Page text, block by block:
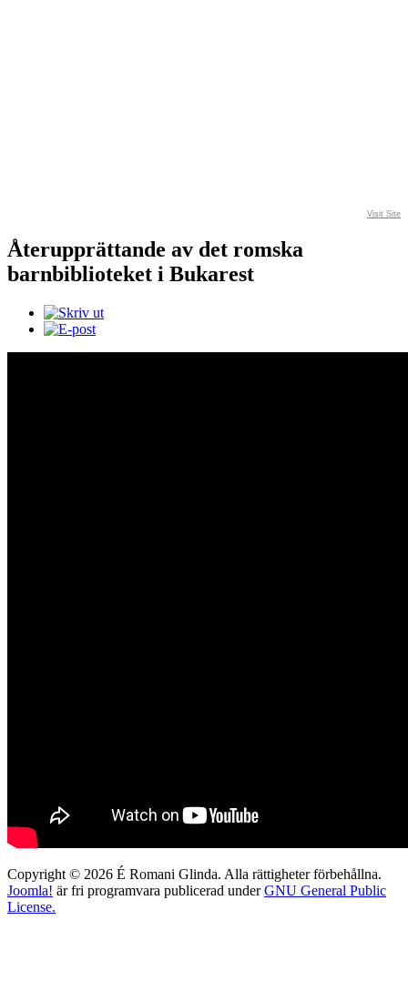
Visit Site
Återupprättande av det romska
barnbiblioteket i Bukarest
Copyright © 2026 É Romani Glinda. Alla rättigheter förbehållna.
Joomla! är fri programvara publicerad underGNU General Public
License.